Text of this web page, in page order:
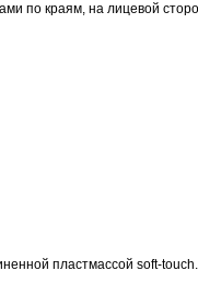
по краям, на лицевой
пластмассой soft-